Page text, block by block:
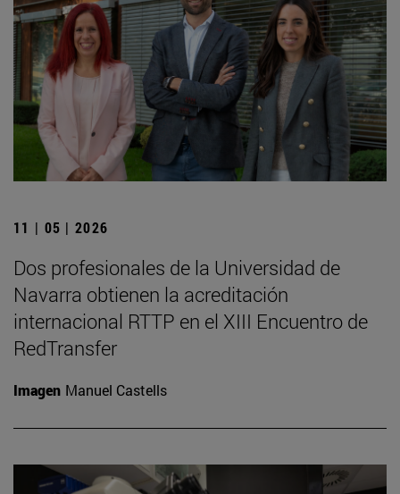
11 | 05 | 2026
Dos profesionales de la Universidad de
Navarra obtienen la acreditación
internacional RTTP en el XIII Encuentro de
RedTransfer
Imagen Manuel Castells